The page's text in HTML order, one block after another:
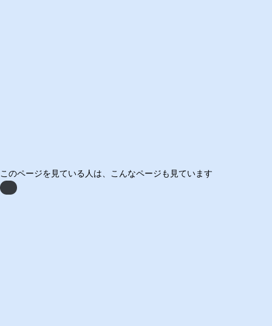
このページを見ている人は、 こんなページも見ています
Previous